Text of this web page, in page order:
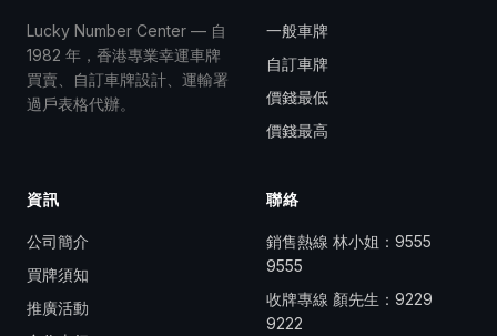
Lucky Number Center — 自
1982 年，香港專業幸運車牌
買賣、自訂車牌設計、運輸署
過戶表格代辦。
一般車牌
自訂車牌
價錢最低
價錢最高
資訊
公司簡介
買牌須知
推廣活動
聯絡
銷售熱線 林小姐： 9555
9555
收牌專線 顏先生： 9229
9222